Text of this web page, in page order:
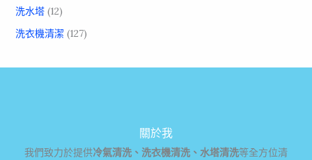
洗水塔(12)
洗衣機清潔 (127)
關於我
我們致力於提供冷氣清洗、洗衣機清洗、水塔清洗等全方位清